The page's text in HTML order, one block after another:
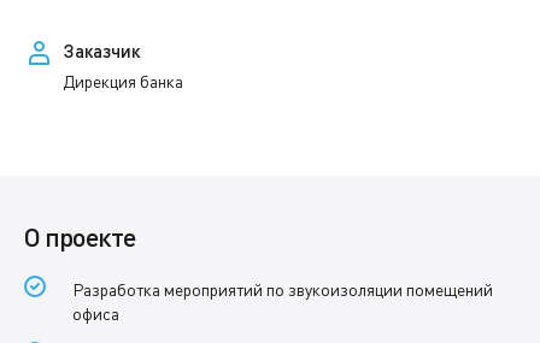
Заказчик
Дирекция банка
О проекте
Разработка мероприятий по звукоизоляции помещений
офиса